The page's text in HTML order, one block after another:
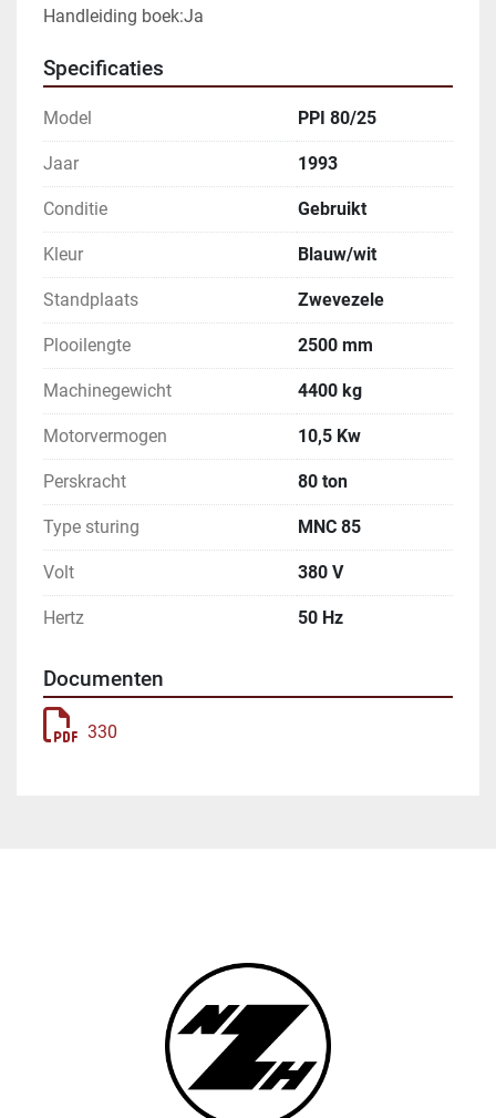
Handleiding boek:Ja
Specificaties
Model PPI 80/25
Jaar 1993
Conditie Gebruikt
Kleur Blauw/wit
Standplaats Zwevezele
Plooilengte 2500 mm
Machinegewicht 4400 kg
Motorvermogen 10,5 Kw
Perskracht 80 ton
Type sturing MNC 85
Volt 380 V
Hertz 50 Hz
Documenten
330